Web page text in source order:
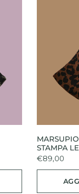
STAMPA
€89,00